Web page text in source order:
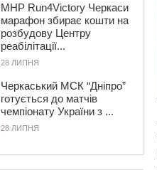
MHP Run4Victory Черкаси
марафон збирає кошти на
розбудову Центру
реабілітації...
28 ЛИПНЯ
Черкаський МСК “Дніпро”
готується до матчів
чемпіонату України з ...
28 ЛИПНЯ